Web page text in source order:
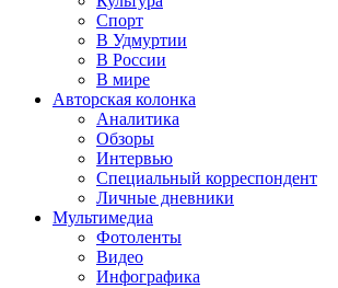
Спорт
В Удмуртии
В России
В мире
Авторская колонка
Аналитика
Обзоры
Интервью
Специальный корреспондент
Личные дневники
Мультимедиа
Фотоленты
Видео
Инфографика